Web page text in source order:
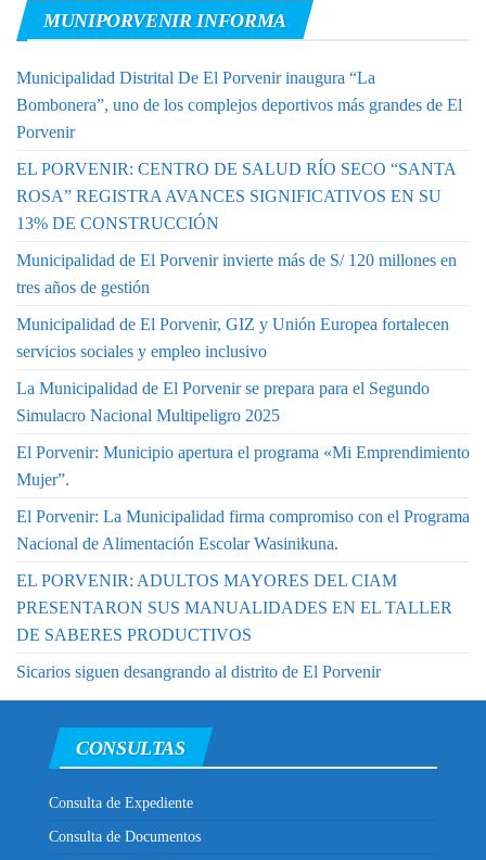
MUNIPORVENIR INFORMA
Municipalidad Distrital De El Porvenir inaugura “La
Bombonera”, uno de los complejos deportivos más grandes de El
Porvenir
EL PORVENIR: CENTRO DE SALUD RÍO SECO “SANTA
ROSA” REGISTRA AVANCES SIGNIFICATIVOS EN SU
13% DE CONSTRUCCIÓN
Municipalidad de El Porvenir invierte más de S/ 120 millones en
tres años de gestión
Municipalidad de El Porvenir, GIZ y Unión Europea fortalecen
servicios sociales y empleo inclusivo
La Municipalidad de El Porvenir se prepara para el Segundo
Simulacro Nacional Multipeligro 2025
El Porvenir: Municipio apertura el programa «Mi Emprendimiento
Mujer”.
El Porvenir: La Municipalidad firma compromiso con el Programa
Nacional de Alimentación Escolar Wasinikuna.
EL PORVENIR: ADULTOS MAYORES DEL CIAM
PRESENTARON SUS MANUALIDADES EN EL TALLER
DE SABERES PRODUCTIVOS
Sicarios siguen desangrando al distrito de El Porvenir
CONSULTAS
Consulta de Expediente
Consulta de Documentos